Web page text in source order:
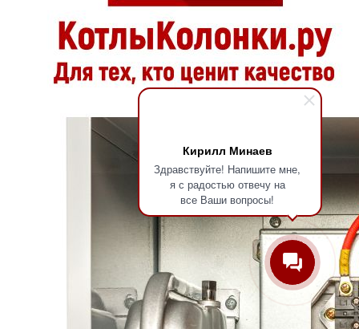
Кирилл Минаев
Здравствуйте! Напишите мне,
я с радостью отвечу на
все Ваши вопросы!